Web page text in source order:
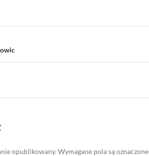
opublikowany. Wymagane pola są oznaczone